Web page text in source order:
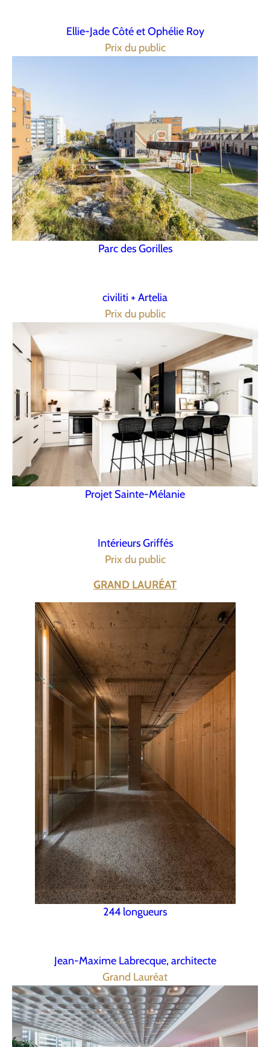
Ellie-Jade Côté et Ophélie Roy
Prix du public
Parc des Gorilles
civiliti + Artelia
Prix du public
Projet Sainte-Mélanie
Intérieurs Griffés
Prix du public
GRAND LAURÉAT
244 longueurs
Jean-Maxime Labrecque, architecte
Grand Lauréat